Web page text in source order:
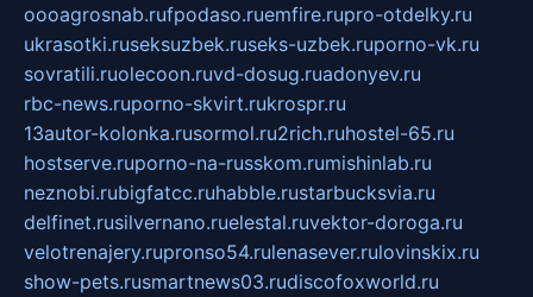
oooagrosnab.rufpodaso.ruemfire.rupro-otdelky.ru
ukrasotki.ruseksuzbek.ruseks-uzbek.ruporno-vk.ru
sovratili.ruolecoon.ruvd-dosug.ruadonyev.ru
rbc-news.ruporno-skvirt.rukrospr.ru
13autor-kolonka.rusormol.ru2rich.ruhostel-65.ru
hostserve.ruporno-na-russkom.rumishinlab.ru
neznobi.rubigfatcc.ruhabble.rustarbucksvia.ru
delfinet.rusilvernano.ruelestal.ruvektor-doroga.ru
velotrenajery.rupronso54.rulenasever.rulovinskix.ru
show-pets.rusmartnews03.rudiscofoxworld.ru